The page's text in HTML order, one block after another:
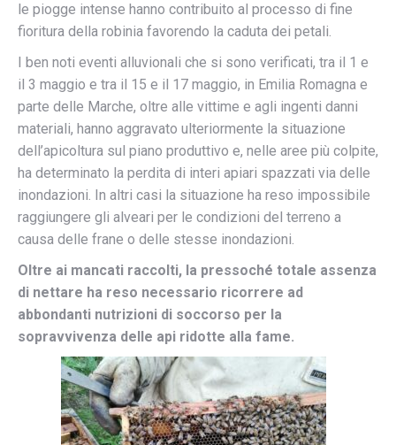
le piogge intense hanno contribuito al processo di fine
fioritura della robinia favorendo la caduta dei petali.
I ben noti eventi alluvionali che si sono verificati, tra il 1 e
il 3 maggio e tra il 15 e il 17 maggio, in Emilia Romagna e
parte delle Marche, oltre alle vittime e agli ingenti danni
materiali, hanno aggravato ulteriormente la situazione
dell’apicoltura sul piano produttivo e, nelle aree più colpite,
ha determinato la perdita di interi apiari spazzati via delle
inondazioni. In altri casi la situazione ha reso impossibile
raggiungere gli alveari per le condizioni del terreno a
causa delle frane o delle stesse inondazioni.
Oltre ai mancati raccolti, la pressoché totale assenza
di nettare ha reso necessario ricorrere ad
abbondanti nutrizioni di soccorso per la
sopravvivenza delle api ridotte alla fame.